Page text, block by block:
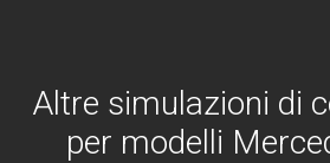
Altre simulazioni di
per modelli